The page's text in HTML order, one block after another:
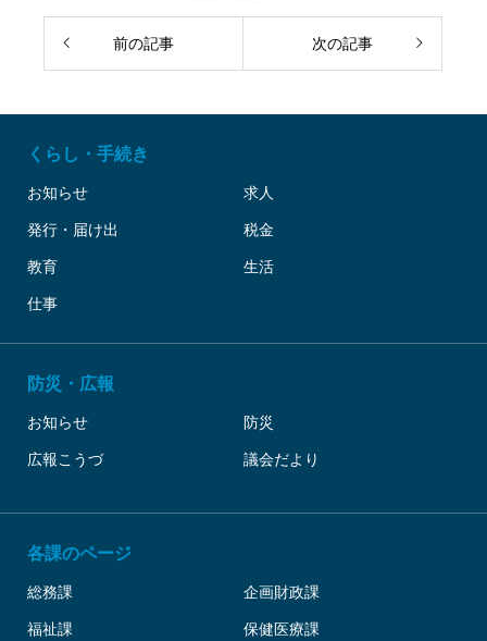
前の記事 次の記事
くらし・手続き
お知らせ 求人
発行・届け出 税金
教育 生活
仕事
防災・広報
お知らせ 防災
広報こうづ 議会だより
各課のページ
総務課 企画財政課
福祉課 保健医療課